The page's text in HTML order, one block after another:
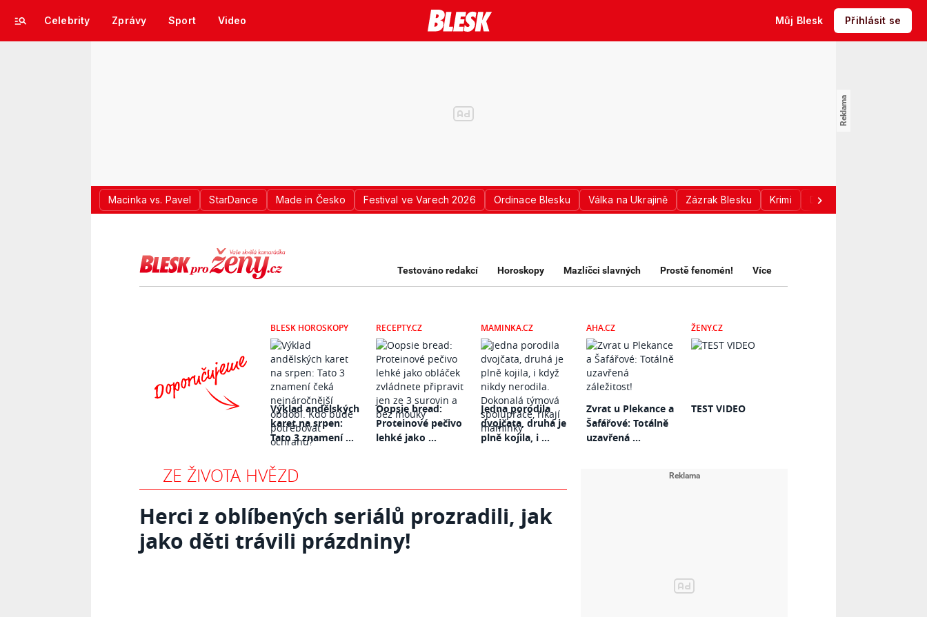
Celebrity Zprávy Sport Video Můj Blesk Přihlásit se
Macinka vs. Pavel StarDance Made in Česko Festival ve Varech 2026 Ordinace Blesku Válka na Ukrajině Zázrak Blesku Krimi Donald Trump
LOGO BLESK PRO ŽENY
Testováno redakcí Horoskopy Mazlíčci slavných Prostě fenomén! Více
BLESK HOROSKOPY
Výklad andělských
karet na srpen:
Tato 3 znamení ...
RECEPTY.CZ
Oopsie bread:
Proteinové pečivo
lehké jako ...
MAMINKA.CZ
Jedna porodila
dvojčata, druhá je
plně kojila, i ...
AHA.CZ
Zvrat u Plekance a
Šafářové: Totálně
uzavřená ...
ŽENY.CZ
TEST VIDEO
ZE ŽIVOTA HVĚZD
Herci z oblíbených seriálů prozradili, jak
jako děti trávili prázdniny!